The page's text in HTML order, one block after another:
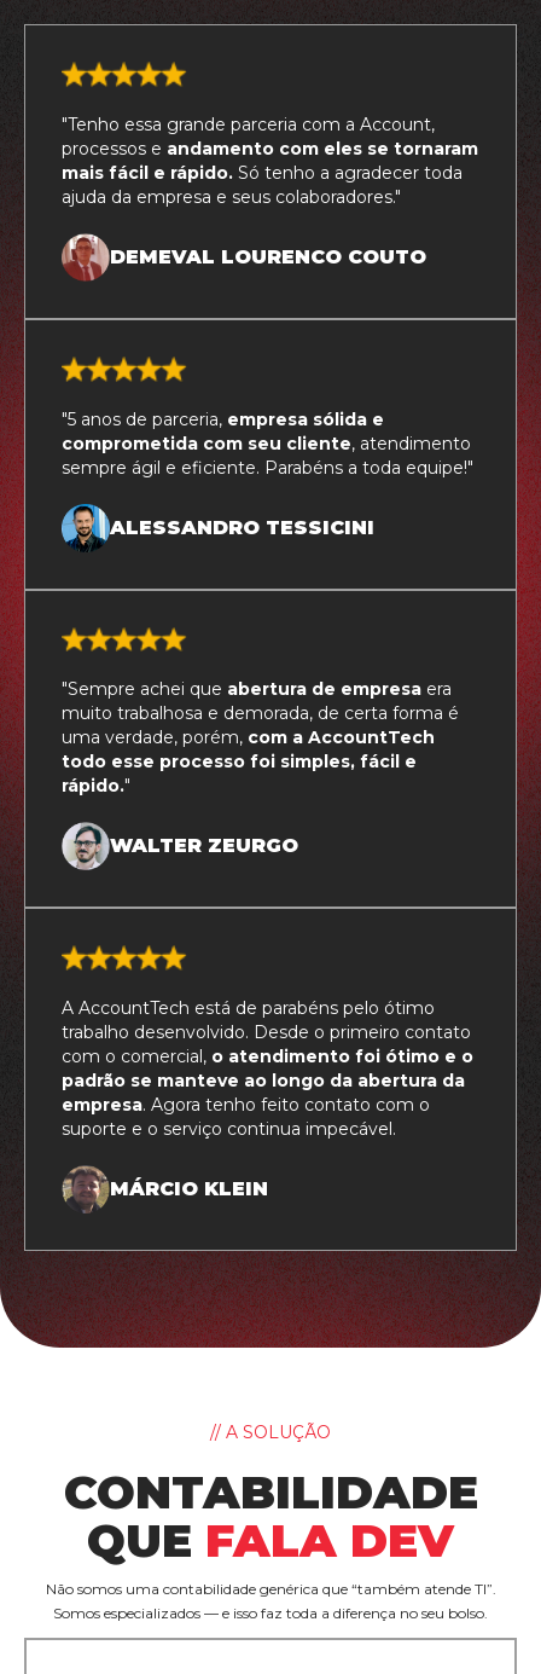
"Tenho essa grande parceria com a Account,
processos e andamento com eles se tornaram
mais fácil e rápido. Só tenho a agradecer toda
ajuda da empresa e seus colaboradores."
DEMEVAL LOURENCO COUTO
"5 anos de parceria, empresa sólida e
comprometida com seu cliente, atendimento
sempre ágil e eficiente. Parabéns a toda equipe!"
ALESSANDRO TESSICINI
"Sempre achei que abertura de empresa era
muito trabalhosa e demorada, de certa forma é
uma verdade, porém, com a AccountTech
todo esse processo foi simples, fácil e
rápido."
WALTER ZEURGO
A AccountTech está de parabéns pelo ótimo
trabalho desenvolvido. Desde o primeiro contato
com o comercial, o atendimento foi ótimo e o
padrão se manteve ao longo da abertura da
empresa. Agora tenho feito contato com o
suporte e o serviço continua impecável.
MÁRCIO KLEIN
// A SOLUÇÃO
CONTABILIDADE
QUE FALA DEV
Não somos uma contabilidade genérica que “também atende TI”.
Somos especializados — e isso faz toda a diferença no seu bolso.